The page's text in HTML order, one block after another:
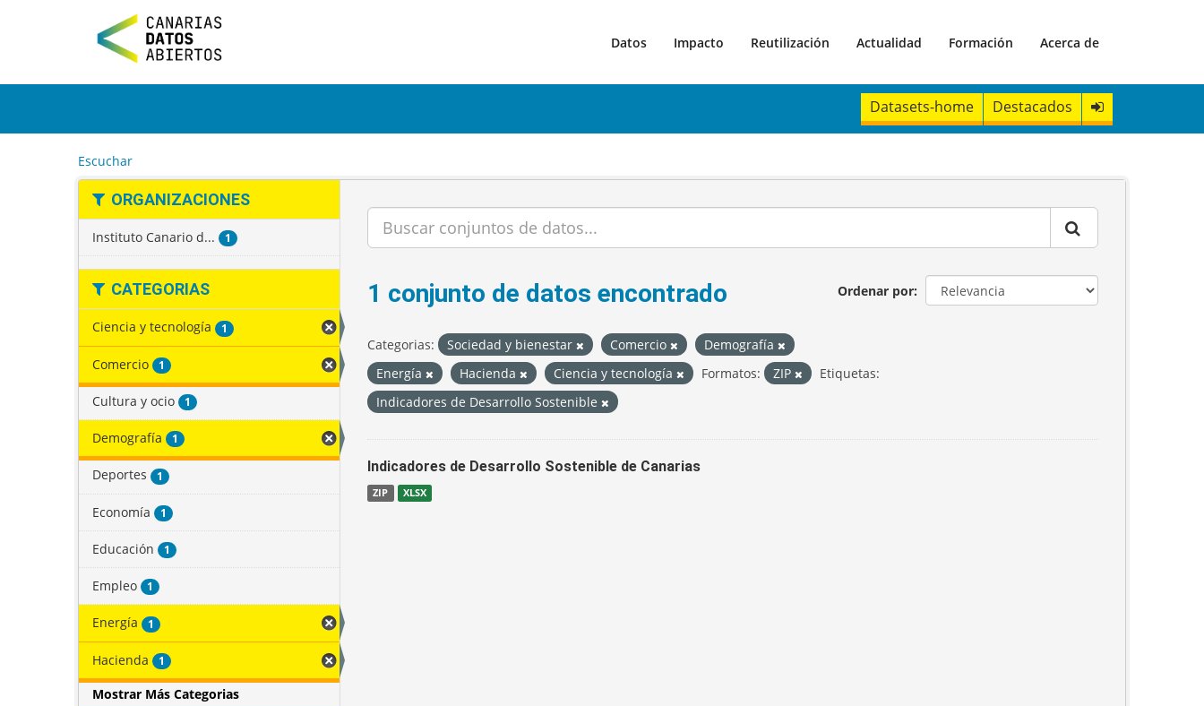
t
Datos Impacto Reutilización Actualidad Formación Acerca de
Datasets-home Destacados
Escuchar
ORGANIZACIONES
Instituto Canario d... 1
CATEGORIAS
Ciencia y tecnología 1
Comercio 1
Cultura y ocio 1
Demografía 1
Deportes 1
Economía 1
Educación 1
Empleo 1
Energía 1
Hacienda 1
Mostrar Más Categorias
Ordenar por
1 conjunto de datos encontrado
Categorias: Sociedad y bienestar Comercio
Demografía
Energía
Hacienda Ciencia y tecnología Formatos: ZIP
Etiquetas:
Indicadores de Desarrollo Sostenible
Indicadores de Desarrollo Sostenible de Canarias
ZIP XLSX